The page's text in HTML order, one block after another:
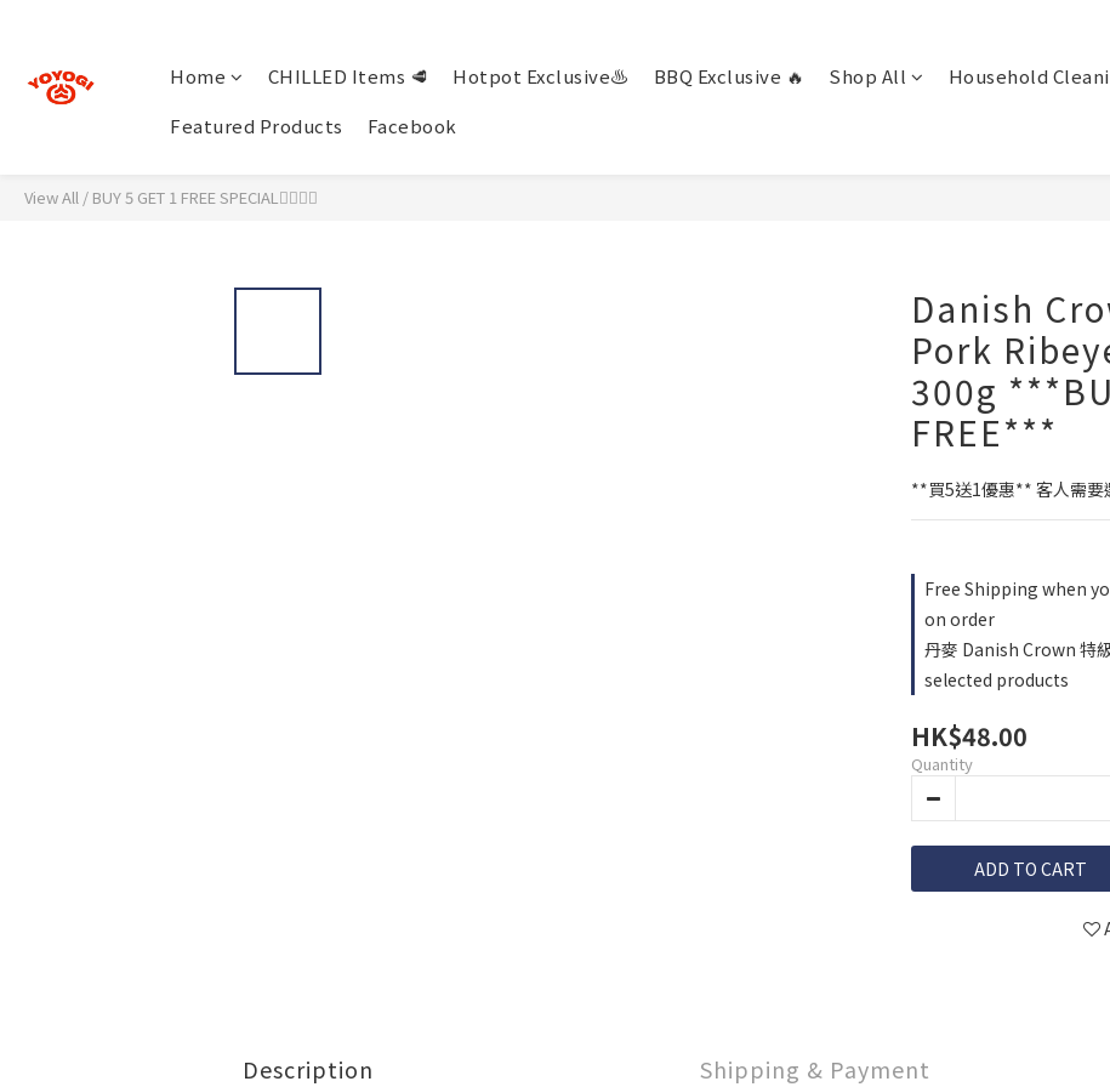
Home CHILLED Items 🥩 Hotpot Exclusive♨️ BBQ Exclusive 🔥 Shop All
Household
Featured Products
Facebook
View All / BUY 5 GET 1 FREE SPECIAL🖐🏻☝🏻
Danish
Pork
300g
FREE***
**買5送1優惠** 客人需要
Free Shipping when
on order
丹麥 Danish Crown 特
selected products
HK$48.00
Quantity
ADD TO CART
Description Shipping & Payment